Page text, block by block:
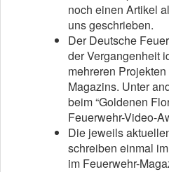
noch einen Artikel
uns geschrieben.
Der Deutsche
der Vergangenheit
mehreren
Magazins. Unter
beim “Goldenen
Feuerwehr-Video-
Die jeweils
schreiben einmal
im Feuerwehr-